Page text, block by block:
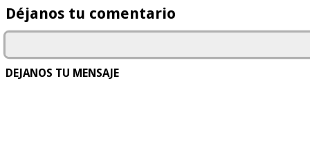
Déjanos tu comentario
DEJANOS TU MENSAJE